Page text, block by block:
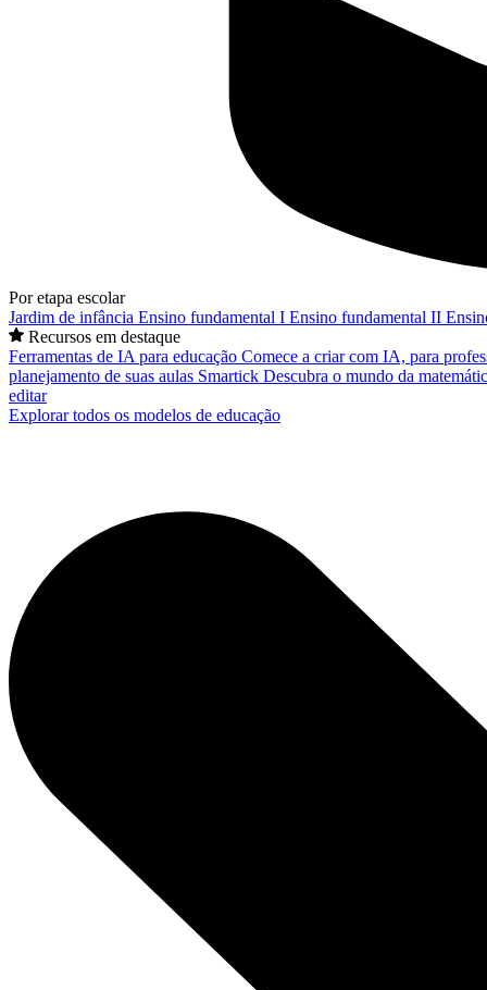
Por etapa escolar
Jardim de infância Ensino fundamental I Ensino fundamental II
Recursos em destaque
Ferramentas de IA para educação Comece a criar com IA, para
planejamento de suas aulas Smartick Descubra o mundo da
editar
Explorar todos os modelos de educação